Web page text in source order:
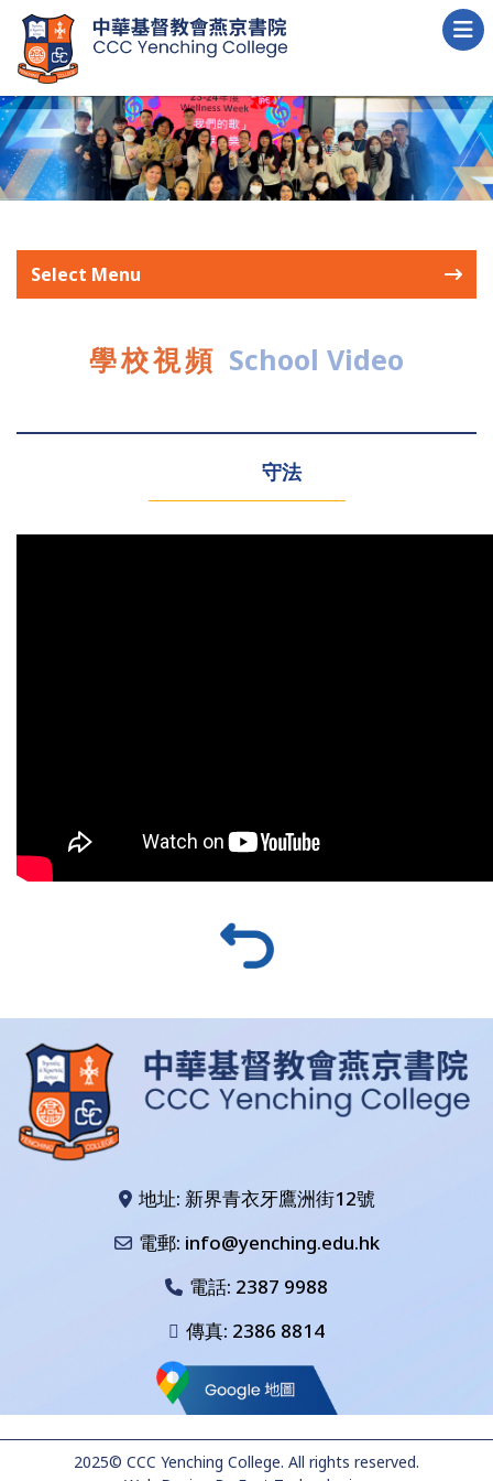
Select Menu
學校視頻 School Video
守法
地址: 新界青衣牙鷹洲街12號
電郵: info@yenching.edu.hk
電話: 2387 9988
傳真: 2386 8814
2025© CCC Yenching College. All rights reserved.